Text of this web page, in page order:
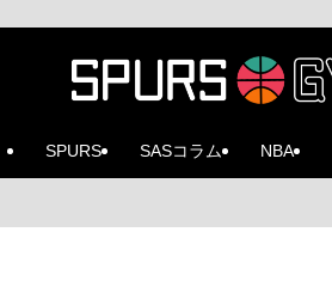
SPURS SASコラム NBA